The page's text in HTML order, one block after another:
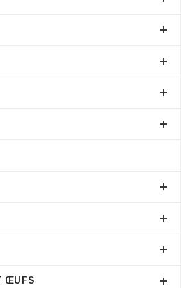
ŒUFS